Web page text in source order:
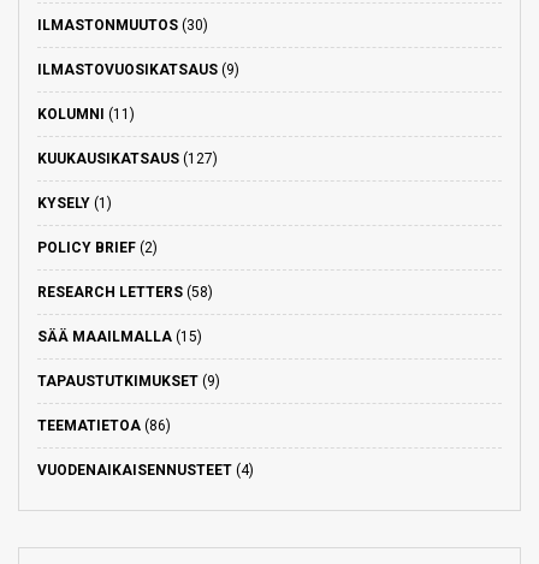
ILMASTONMUUTOS (30)
ILMASTOVUOSIKATSAUS (9)
KOLUMNI (11)
KUUKAUSIKATSAUS (127)
KYSELY (1)
POLICY BRIEF (2)
RESEARCH LETTERS (58)
SÄÄ MAAILMALLA (15)
TAPAUSTUTKIMUKSET (9)
TEEMATIETOA (86)
VUODENAIKAISENNUSTEET (4)